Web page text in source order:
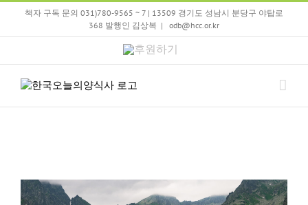
Skip
책자 구독 문의 031)780-9565 ~ 7 | 13509 경기도 성남시 분당구 야탑로
368 발행인 김상복 | odb@hcc.or.kr
후
기